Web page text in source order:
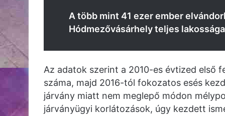
A több mint 41 ezer ember
Hódmezővásárhely teljes
Az adatok szerint a 2010-es évtized első
száma, majd 2016-tól fokozatos esés
járvány miatt nem meglepő módon
járványügyi korlátozások, úgy kezdett